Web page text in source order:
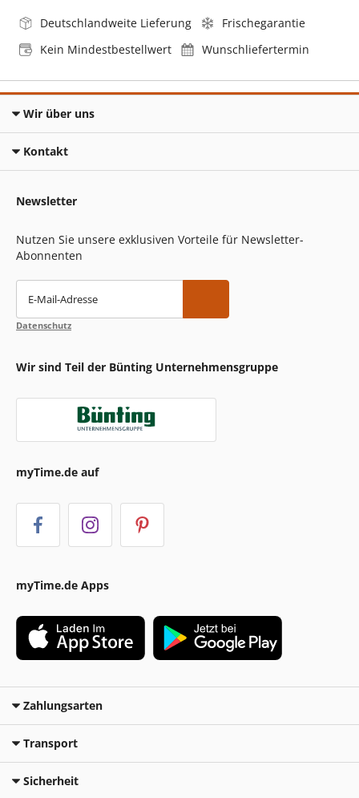
Deutschlandweite Lieferung
Frischegarantie
Kein Mindestbestellwert
Wunschliefertermin
Wir über uns
Kontakt
Newsletter
Nutzen Sie unsere exklusiven Vorteile für Newsletter-
Abonnenten
E-Mail-Adresse
Datenschutz
Wir sind Teil der Bünting Unternehmensgruppe
myTime.de auf
myTime.de Apps
Zahlungsarten
Transport
Sicherheit